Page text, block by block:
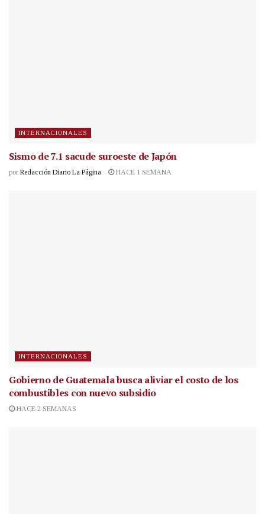
INTERNACIONALES
Sismo de 7.1 sacude suroeste de Japón
por Redacción Diario La Página HACE 1 SEMANA
INTERNACIONALES
Gobierno de Guatemala busca aliviar el costo de los
combustibles con nuevo subsidio
HACE 2 SEMANAS